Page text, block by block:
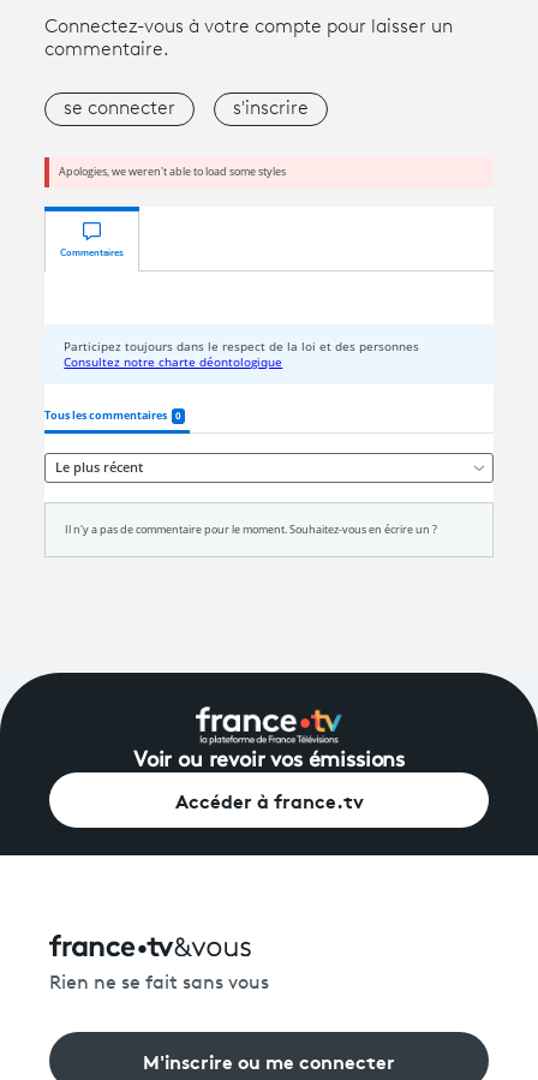
Connectez-vous à votre compte pour laisser un
commentaire.
se connecter s'inscrire
Voir ou revoir vos émissions
Accéder à france.tv
Rien ne se fait sans vous
M'inscrire ou me connecter